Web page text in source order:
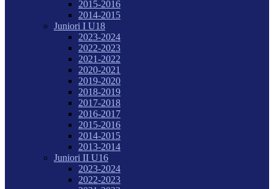
2015-2016
2014-2015
Juniori I U18
2023-2024
2022-2023
2021-2022
2020-2021
2019-2020
2018-2019
2017-2018
2016-2017
2015-2016
2014-2015
2013-2014
Juniori II U16
2023-2024
2022-2023